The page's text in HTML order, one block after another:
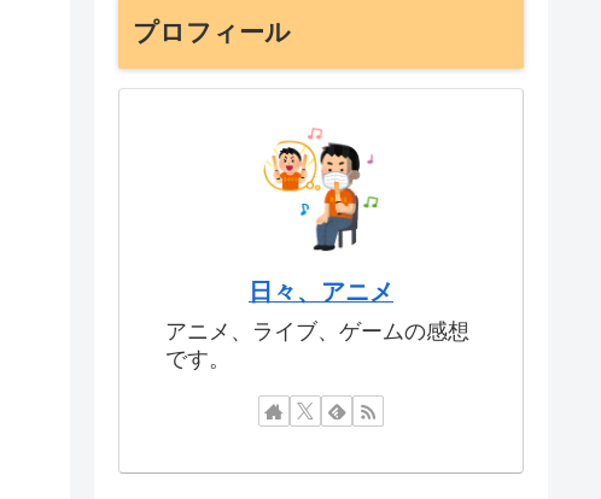
プロフィール
日々、アニメ
アニメ、ライブ、ゲームの感想
です。